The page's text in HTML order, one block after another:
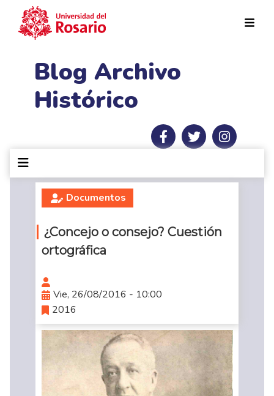
Blog Archivo
Histórico
Documentos
¿Concejo o consejo? Cuestión
ortográfica
Vie, 26/08/2016 - 10:00
2016